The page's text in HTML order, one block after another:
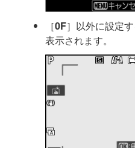
［0F］以外に設定
表示されます。